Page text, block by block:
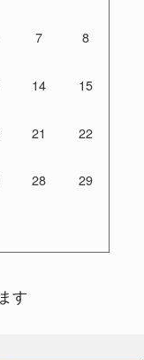
7 8
14 15
21 22
28 29
す